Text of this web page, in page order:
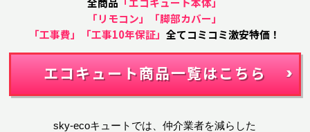
「リモコン」「脚部カバー」
「工事費」「工事10年保証」全てコミコミ激安特価！
エコキュート商品一覧はこちら
sky-ecoキュートでは、仲介業者を減らした